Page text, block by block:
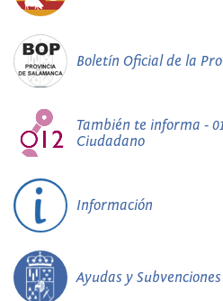
Boletín Oficial de la
También te informa -
Ciudadano
Información
Ayudas y Subvenciones